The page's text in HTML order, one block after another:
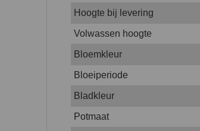
Hoogte bij levering
Volwassen hoogte
Bloemkleur
Bloeiperiode
Bladkleur
Potmaat